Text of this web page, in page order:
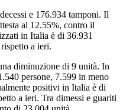
e 176.934 tamponi. Il
al 12.55%, contro il
in Italia è di 36.931
a ieri.
diminuzione di 9 unità. In
persone, 7.599 in meno
positivi in Italia è di
a ieri. Tra dimessi e guariti